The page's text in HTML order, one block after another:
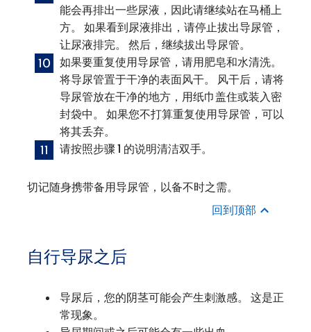
能会再排出一些尿液，因此请继续站在马桶上
方。 如果看到尿液排出，请停止拔出导尿管，
让尿液排完。 然后，继续拔出导尿管。
如果要重复使用导尿管，请用肥皂和水清洗。
将导尿管置于干净的表面风干。 风干后，请将
导尿管放在干净的地方，用纸巾盖住或装入密
封袋中。 如果您不打算重复使用导尿管，可以
将其丢弃。
请按照步骤 1 的说明清洁双手。
切记随身携带备用导尿管，以备不时之需。
回到顶部
自行导尿之后
导尿后，您的阴茎可能会产生刺激感。 这是正
常现象。